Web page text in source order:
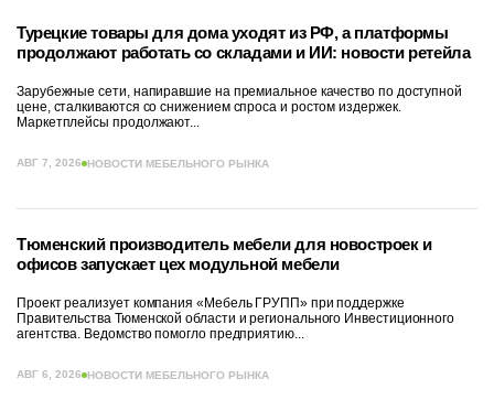
Турецкие товары для дома уходят из РФ, а платформы
продолжают работать со складами и ИИ: новости ретейла
Зарубежные сети, напиравшие на премиальное качество по доступной
цене, сталкиваются со снижением спроса и ростом издержек.
Маркетплейсы продолжают...
АВГ 7, 2026 НОВОСТИ МЕБЕЛЬНОГО РЫНКА
Тюменский производитель мебели для новостроек и
офисов запускает цех модульной мебели
Проект реализует компания «Мебель ГРУПП» при поддержке
Правительства Тюменской области и регионального Инвестиционного
агентства. Ведомство помогло предприятию...
АВГ 6, 2026 НОВОСТИ МЕБЕЛЬНОГО РЫНКА